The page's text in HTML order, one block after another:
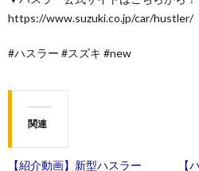
https://www.suzuki.co.jp/car/hustler/
#ハスラー #スズキ #new
関連
【紹介動画】新型ハスラー
【